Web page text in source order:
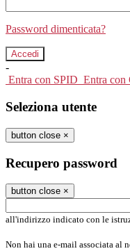
Password dimenticata?
-
Entra con SPID Entra con
Seleziona utente
button close ×
Recupero password
button close ×
all'indirizzo indicato con le
Non hai una e-mail associata al